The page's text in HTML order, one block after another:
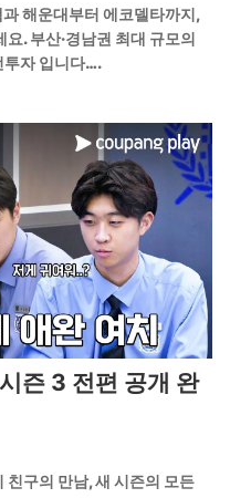
해운대부터 에코델타까지,
. 부산·경남권 최대 규모의
투자 입니다….
즌 3 전편 공개 완
구의 만남, 새 시즌의 모든